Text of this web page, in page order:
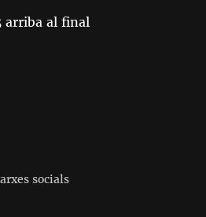
arriba al final
socials